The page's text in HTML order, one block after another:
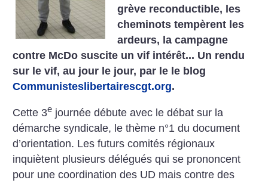
grève reconductible, les
cheminots tempèrent les
ardeurs, la campagne
contre McDo suscite un vif intérêt... Un rendu
sur le vif, au jour le jour, par le le blog
Communisteslibertairescgt.org.
Cette 3e journée débute avec le débat sur la
démarche syndicale, le thème n°1 du document
d’orientation. Les futurs comités régionaux
inquiètent plusieurs délégués qui se prononcent
pour une coordination des UD mais contre des